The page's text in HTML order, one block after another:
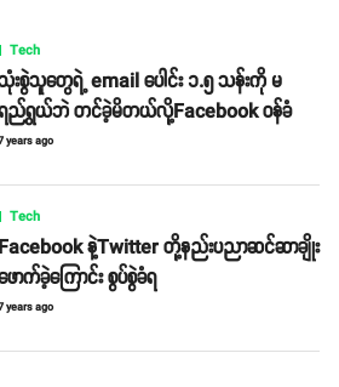
Tech
းစွဲသူတွေရဲ့ email ပေါင်း ၁.၅ သန်းကို မ
ည်ရွယ်ဘဲ တင်ခဲ့မိတယ်လို့Facebook ဝန်ခံ
years ago
Tech
Facebook နဲ့Twitter တို့နည်းပညာဆင်ဆာချိုး
ောက်ခဲ့ကြောင်း စွပ်စွဲခံရ
years ago